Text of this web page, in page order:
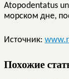
Atopodentatus
морском дне,
Источник:
Похожие